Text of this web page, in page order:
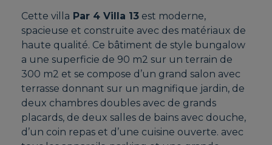
Cette villa Par 4 Villa 13 est moderne,
spacieuse et construite avec des matériaux de
haute qualité. Ce bâtiment de style bungalow
a une superficie de 90 m2 sur un terrain de
300 m2 et se compose d’un grand salon avec
terrasse donnant sur un magnifique jardin, de
deux chambres doubles avec de grands
placards, de deux salles de bains avec douche,
d’un coin repas et d’une cuisine ouverte. avec